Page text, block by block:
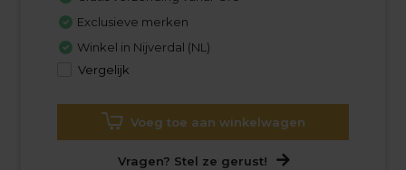
Exclusieve merken
Winkel in Nijverdal (NL)
Vergelijk
Voeg toe aan winkelwagen
Vragen? Stel ze gerust!